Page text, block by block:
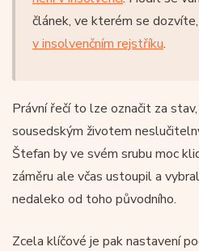
článek, ve kterém se dozvíte,
v insolvenčním rejstříku.
Právní řečí to lze označit za
sousedským životem
Štefan by ve svém srubu moc
záměru ale včas ustoupil a
nedaleko od toho původního.
Zcela klíčové je pak nastavení